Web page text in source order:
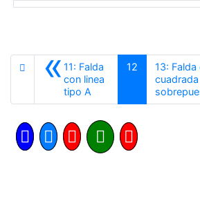
«11: Falda
con linea
tipo A
12
13:
cuadrada